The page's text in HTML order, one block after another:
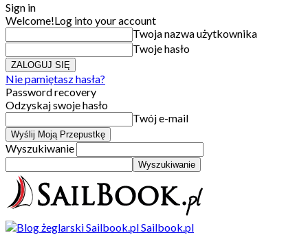
Sign in
Welcome!Log into your account
Twoja nazwa użytkownika
Twoje hasło
Nie pamiętasz hasła?
Password recovery
Odzyskaj swoje hasło
Twój e-mail
Wyszukiwanie
Sailbook.pl